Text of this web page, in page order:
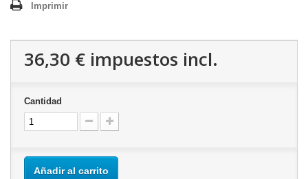
Imprimir
36,30 € impuestos incl.
Cantidad
Añadir al carrito